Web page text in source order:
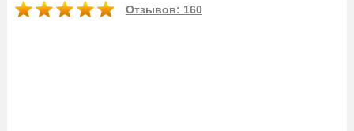
Отзывов: 160